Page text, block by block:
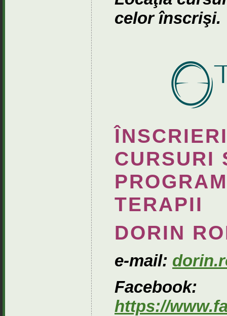
celor înscrişi.
CURSURI
TERAPII
DORIN
e-mail:
Facebook:
https://